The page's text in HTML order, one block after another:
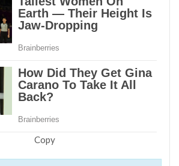
Copy